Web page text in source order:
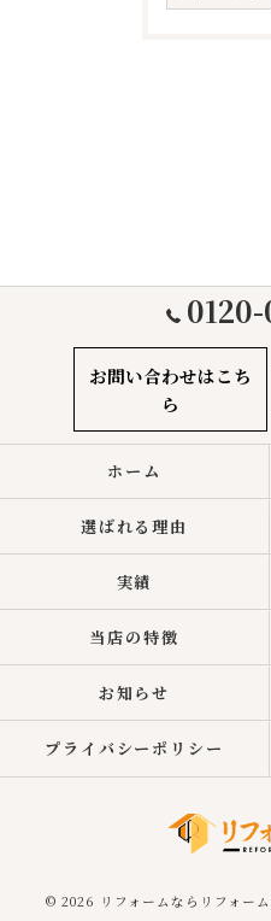
お問い合わせはこち
ら
ホーム
選ばれる理由
実績
当店の特徴
お知らせ
プライバシーポリシー
© 2026 リフォームならリフォー